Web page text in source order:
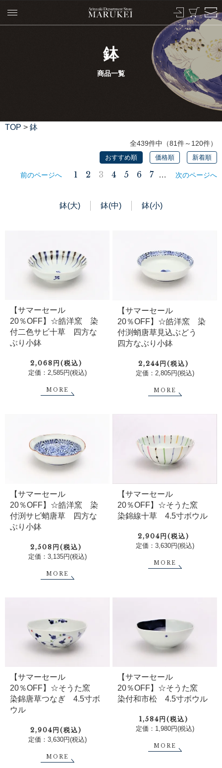
鉢
商品一覧
TOP > 鉢
全439件中（81件～120件）
おすすめ順 価格順 新着順
前のページへ 1 2 3 4 5 6 7 … 次のページへ
鉢(大) 鉢(中) 鉢(小)
【サマーセール
20％OFF】☆皓洋窯 染
付二色サビ十草 四方な
ぶり小鉢
2,068円(税込)
定価：2,585円(税込)
MORE
【サマーセール
20％OFF】☆皓洋窯 染
付渕蛸唐草見込ぶどう
四方なぶり小鉢
2,244円(税込)
定価：2,805円(税込)
MORE
【サマーセール
20％OFF】☆皓洋窯 染
付渕サビ蛸唐草 四方な
ぶり小鉢
2,508円(税込)
定価：3,135円(税込)
MORE
【サマーセール
20％OFF】☆そうた窯
染錦線十草 4.5寸ボウル
2,904円(税込)
定価：3,630円(税込)
MORE
【サマーセール
20％OFF】☆そうた窯
染錦唐草つなぎ 4.5寸ボ
ウル
2,904円(税込)
定価：3,630円(税込)
MORE
【サマーセール
20％OFF】☆そうた窯
染付和市松 4.5寸ボウル
1,584円(税込)
定価：1,980円(税込)
MORE